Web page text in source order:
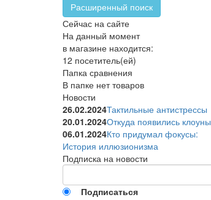
Расширенный поиск
Сейчас на сайте
На данный момент
в магазине находится:
12 посетитель(ей)
Папка сравнения
В папке нет товаров
Новости
26.02.2024Тактильные антистрессы
20.01.2024Откуда появились клоуны
06.01.2024Кто придумал фокусы:
История иллюзионизма
Подписка на новости
Подписаться